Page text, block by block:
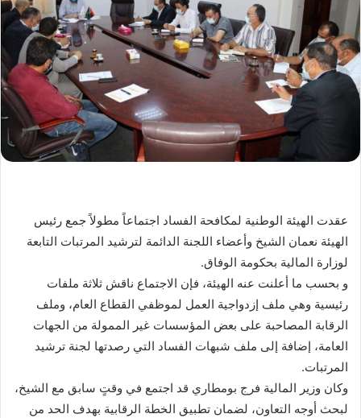
عقدت الهيئة الوطنية لمكافحة الفساد اجتماعاً مطولاً جمع رئيس
الهيئة نعمان الشيخ وأعضاء اللجنة الدائمة لترشيد المرتبات التابعة
لوزارة المالية بحكومة الوفاق.
و بحسب ما أعلنت عنه الهيئة، فإن الاجتماع ناقش ثلاثة ملفات
رئيسية وهي ملف إزدواجية العمل لموظفي القطاع العام، وملف
الرقابة المصاحبة على بعض المؤسسات غير الممولة من الجهات
العامة، إضافة إلى ملف شبهات الفساد التي رصدتها لجنة ترشيد
المرتبات.
وكان وزير المالية فرج بومطاري قد اجتمع في وقتٍ سابق مع الشيخ،
لبحث أوجه التعاون، لضمان تطبيق الخطة الرقابية بهدف الحد من